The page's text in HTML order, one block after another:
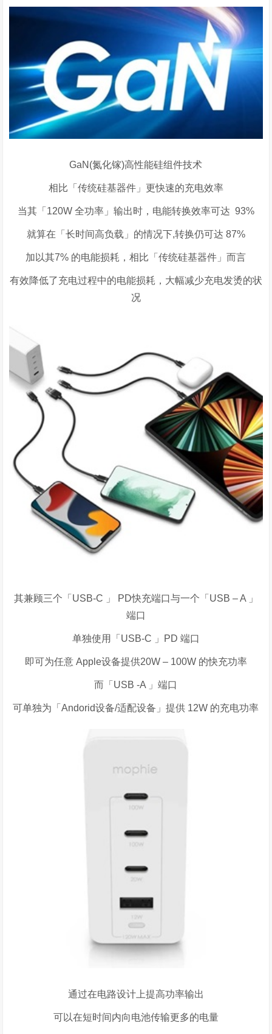
GaN(氮化镓)高性能硅组件技术
相比「传统硅基器件」更快速的充电效率
当其「 120W 全功率」输出时，电能转换效率可达 93%
就算在「长时间高负载」的情况下,转换仍可达 87%
加以其7% 的电能损耗，相比「传统硅基器件」而言
有效降低了充电过程中的电能损耗，大幅减少充电发烫的状
况
其兼顾三个「 USB-C 」 PD快充端口与一个「 USB – A 」
端口
单独使用「 USB-C 」 PD 端口
即可为任意Apple设备提供20W – 100W 的快充功率
而「 USB -A 」端口
可单独为「Andorid设备/适配设备」提供 12W 的充电功率
通过在电路设计上提高功率输出
可以在短时间内向电池传输更多的电量